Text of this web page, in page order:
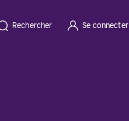
Rechercher Se connecter